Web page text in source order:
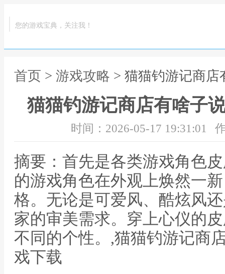
您的游戏宝典，关注我！
首页 > 游戏攻略 > 猫猫钓游记商
猫猫钓游记商店有啥子
时间：2026-05-17 19:31:01
摘要：首先是各类游戏角色
的游戏角色在外观上焕然一
格。无论是可爱风、酷炫风
家的审美需求。穿上心仪的
不同的个性。,猫猫钓游记商
戏下载